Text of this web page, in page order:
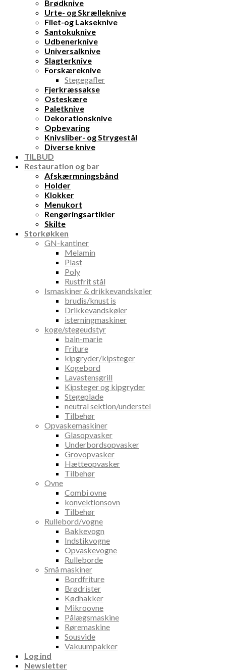
Brødknive
Urte- og Skrælleknive
Filet-og Lakseknive
Santokuknive
Udbenerknive
Universalknive
Slagterknive
Forskæreknive
Stegegafler
Fjerkræssakse
Osteskære
Paletknive
Dekorationsknive
Opbevaring
Knivsliber- og Strygestål
Diverse knive
TILBUD
Restauration og bar
Afskærmningsbånd
Holder
Klokker
Menukort
Rengøringsartikler
Skilte
Storkøkken
GN-kantiner
Melamin
Plast
Poly
Rustfrit stål
Ismaskiner & drikkevandskøler
brudis/knust is
Drikkevandskøler
isterningmaskiner
koge/stegeudstyr
bain-marie
Friture
kipgryder/kipsteger
Kogebord
Lavastensgrill
Kipsteger og kipgryder
Stegeplade
neutral sektion/understel
Tilbehør
Opvaskemaskiner
Glasopvasker
Underbordsopvasker
Grovopvasker
Hætteopvasker
Tilbehør
Ovne
Combi ovne
konvektionsovn
Tilbehør
Rullebord/vogne
Bakkevogn
Indstikvogne
Opvaskevogne
Rulleborde
Små maskiner
Bordfriture
Brødrister
Kødhakker
Mikroovne
Pålægsmaskine
Røremaskine
Sousvide
Vakuumpakker
Log ind
Newsletter